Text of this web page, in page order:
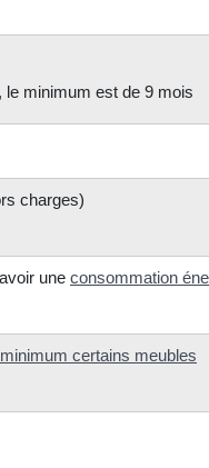
le minimum est de 9 mois
charges)
une consommation
certains meubles